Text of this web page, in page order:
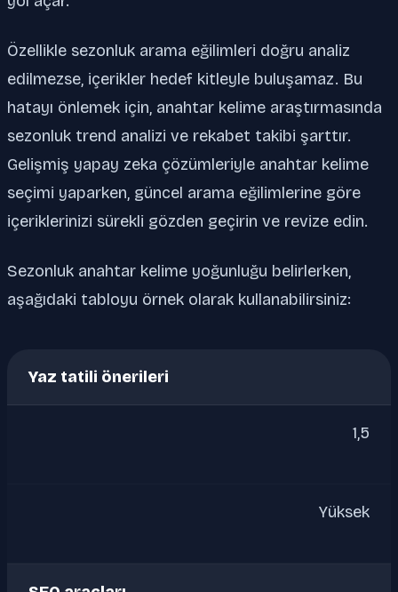
Özellikle sezonluk arama eğilimleri doğru analiz
edilmezse, içerikler hedef kitleyle buluşamaz. Bu
hatayı önlemek için, anahtar kelime araştırmasında
sezonluk trend analizi ve rekabet takibi şarttır.
Gelişmiş yapay zeka çözümleriyle anahtar kelime
seçimi yaparken, güncel arama eğilimlerine göre
içeriklerinizi sürekli gözden geçirin ve revize edin.
Sezonluk anahtar kelime yoğunluğu belirlerken,
aşağıdaki tabloyu örnek olarak kullanabilirsiniz:
Yaz tatili önerileri
1,5
Yüksek